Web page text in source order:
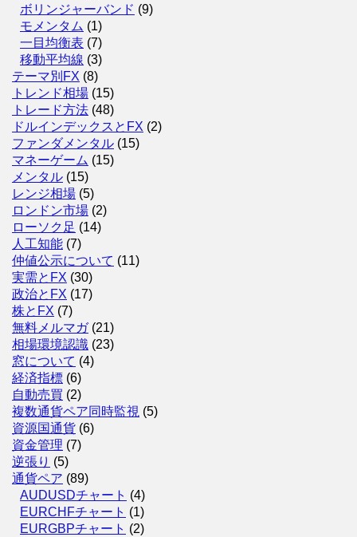
ボリンジャーバンド (9)
モメンタム (1)
一目均衡表 (7)
移動平均線 (3)
テーマ別FX (8)
トレンド相場 (15)
トレード方法 (48)
ドルインデックスとFX (2)
ファンダメンタル (15)
マネーゲーム (15)
メンタル (15)
レンジ相場 (5)
ロンドン市場 (2)
ローソク足 (14)
人工知能 (7)
仲値公示について (11)
実需とFX (30)
政治とFX (17)
株とFX (7)
無料メルマガ(21)
相場環境認識 (23)
窓について (4)
経済指標 (6)
自動売買 (2)
複数通貨ペア同時監視 (5)
資源国通貨 (6)
資金管理 (7)
逆張り (5)
通貨ペア (89)
AUDUSDチャート (4)
EURCHFチャート (1)
EURGBPチャート (2)